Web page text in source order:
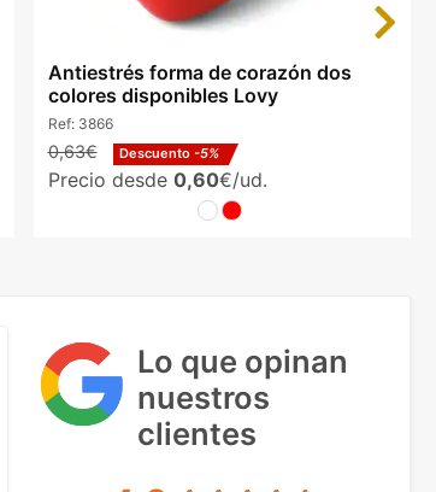
Antiestrés forma de corazón dos
colores disponibles Lovy
Ref: 3866
0,63€ Descuento -5%
Precio desde 0,60€/ud.
Next
Lo que opinan
nuestros
clientes